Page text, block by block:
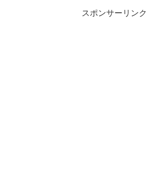
スポンサーリンク